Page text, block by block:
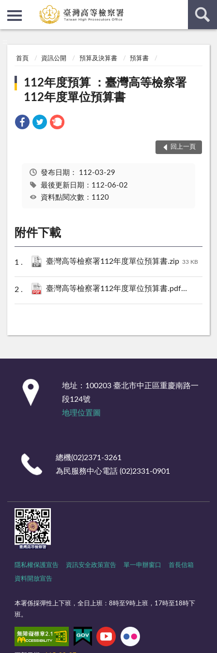
首頁 資訊公開 預算及決算書 預算書
112年度預算 ：臺灣高等檢察署
112年度單位預算書
回上一頁
發布日期： 112-03-29
最後更新日期：112-06-02
資料點閱次數：1120
附件下載
臺灣高等檢察署112年度單位預算書.zip 33 KB
臺灣高等檢察署112年度單位預算書.pdf 3219 KB
地址：100203 臺北市中正區重慶南路一
段124號
地理位置圖
總機(02)2371-3261
為民服務中心電話 (02)2331-0901
隱私權保護宣告 資訊安全政策宣告 單一申辦窗口 首長信箱
資料開放宣告
本署係採彈性上下班，全日上班：8時至9時上班，17時至18時下
班。